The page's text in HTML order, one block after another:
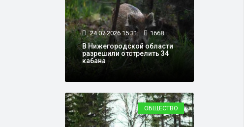
24.07.2026 15:31 1668
В Нижегородской области
разрешили отстрелить 34
кабана
ОБЩЕСТВО